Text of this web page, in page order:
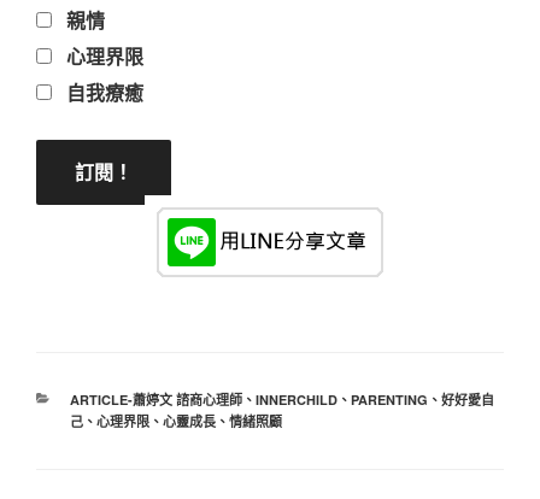
親情
心理界限
自我療癒
分
類
ARTICLE-蕭婷文 諮商心理師、 INNERCHILD、 PARENTING 、 好好愛自
己、 心理界限、 心靈成長、 情緒照顧